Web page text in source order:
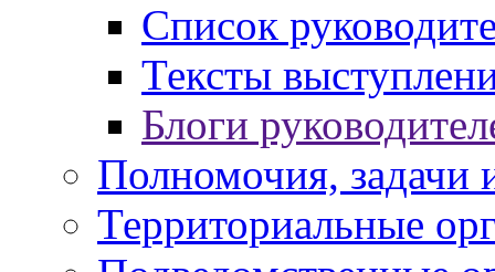
Список
Тексты
Блоги
Полномочия, задачи
Территориальные